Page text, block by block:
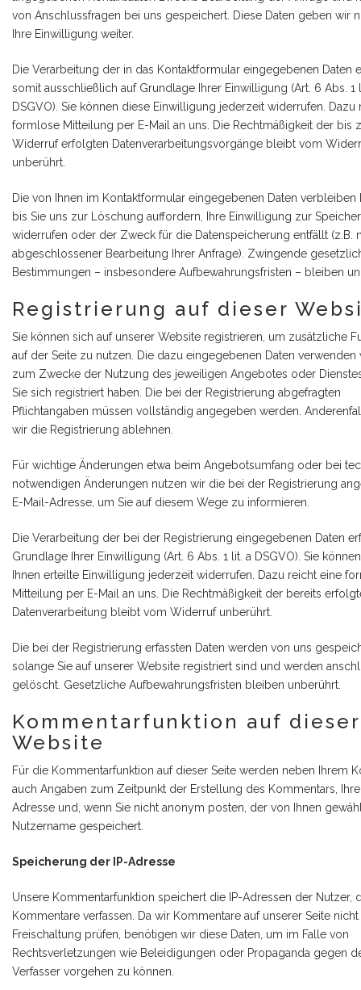
von Anschlussfragen bei uns gespeichert. Diese Daten geben wir
Ihre Einwilligung weiter.
Die Verarbeitung der in das Kontaktformular eingegebenen Daten
somit ausschließlich auf Grundlage Ihrer Einwilligung (Art. 6 Abs. 1
DSGVO). Sie können diese Einwilligung jederzeit widerrufen. Dazu
formlose Mitteilung per E-Mail an uns. Die Rechtmäßigkeit der bis
Widerruf erfolgten Datenverarbeitungsvorgänge bleibt vom
unberührt.
Die von Ihnen im Kontaktformular eingegebenen Daten verbleiben
bis Sie uns zur Löschung auffordern, Ihre Einwilligung zur
widerrufen oder der Zweck für die Datenspeicherung entfällt (z.B.
abgeschlossener Bearbeitung Ihrer Anfrage). Zwingende
Bestimmungen – insbesondere Aufbewahrungsfristen – bleiben
Registrierung auf dieser
Sie können sich auf unserer Website registrieren, um zusätzliche
auf der Seite zu nutzen. Die dazu eingegebenen Daten verwenden
zum Zwecke der Nutzung des jeweiligen Angebotes oder
Sie sich registriert haben. Die bei der Registrierung abgefragten
Pflichtangaben müssen vollständig angegeben werden.
wir die Registrierung ablehnen.
Für wichtige Änderungen etwa beim Angebotsumfang oder bei
notwendigen Änderungen nutzen wir die bei der Registrierung
E-Mail-Adresse, um Sie auf diesem Wege zu informieren.
Die Verarbeitung der bei der Registrierung eingegebenen Daten
Grundlage Ihrer Einwilligung (Art. 6 Abs. 1 lit. a DSGVO). Sie
Ihnen erteilte Einwilligung jederzeit widerrufen. Dazu reicht eine
Mitteilung per E-Mail an uns. Die Rechtmäßigkeit der bereits
Datenverarbeitung bleibt vom Widerruf unberührt.
Die bei der Registrierung erfassten Daten werden von uns
solange Sie auf unserer Website registriert sind und werden
gelöscht. Gesetzliche Aufbewahrungsfristen bleiben unberührt.
Kommentarfunktion auf dieser
Website
Für die Kommentarfunktion auf dieser Seite werden neben Ihrem
auch Angaben zum Zeitpunkt der Erstellung des Kommentars,
Adresse und, wenn Sie nicht anonym posten, der von Ihnen
Nutzername gespeichert.
Speicherung der IP-Adresse
Unsere Kommentarfunktion speichert die IP-Adressen der Nutzer,
Kommentare verfassen. Da wir Kommentare auf unserer Seite
Freischaltung prüfen, benötigen wir diese Daten, um im Falle von
Rechtsverletzungen wie Beleidigungen oder Propaganda gegen
Verfasser vorgehen zu können.